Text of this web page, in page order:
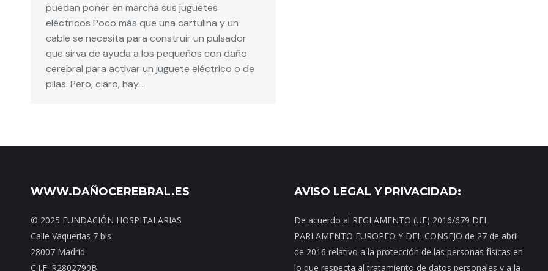
puedan poner en marcha sus juguetes
eléctricos Poco más que una cartulina y un
cable se necesita para construir un pulsador
que sirva de ayuda a los pequeños con daño
cerebral para activar un juguete eléctrico o de
pilas. Pero, claro, hay…
WWW.DAÑOCEREBRAL.ES
© 2025 FUNDACIÓN HOSPITALARIAS
Calle Vaquerías 7 bis
28007 Madrid
C.I.F. R2802790B
AVISO LEGAL Y PRIVACIDAD:
De acuerdo al REGLAMENTO (UE) 2016/679 DEL
PARLAMENTO EUROPEO Y DEL CONSEJO de 27 de abril
de 2016 relativo a la protección de las personas físicas en
lo que respecta al tratamiento de datos personales y a la